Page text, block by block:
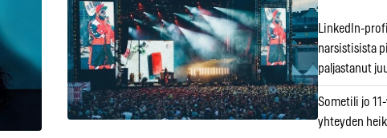
LinkedIn-
narsistisista
paljastanut
Sometili jo
yhteyden